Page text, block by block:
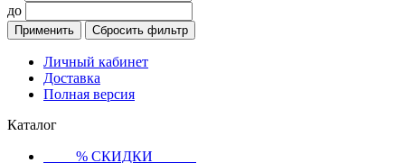
до
Применить Сбросить фильтр
Личный кабинет
Доставка
Полная версия
Каталог
⠀⠀⠀% СКИДКИ⠀⠀⠀⠀